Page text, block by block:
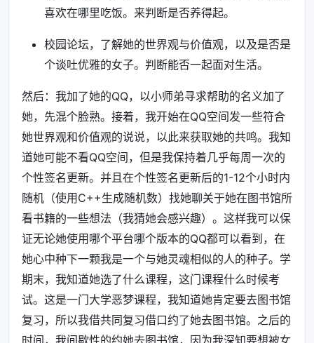
喜欢在哪里吃饭。来判断是否养得起。
校园论坛，了解她的世界观与价值观，以及是否是
个谈吐优雅的女子。判断能否一起面对生活。
然后：我加了她的QQ，以小师弟寻求帮助的名义加了
她，先混个脸熟。接着，我开始在QQ空间发一些符合
她世界观和价值观的说说，以此来获取她的共鸣。我知
道她可能不看QQ空间，但是我保持着几乎每周一次的
个性签名更新。并且在个性签名更新后的1-12个小时内
随机（使用C++生成随机数）找她聊关于她在图书馆所
看书籍的一些想法（我猜她会感兴趣）。这样我可以保
证无论她使用哪个平台哪个版本的QQ都可以看到，在
她心中种下一颗我是一个与她灵魂相似的人的种子。学
期末，我知道她选了什么课程，这门课程什么时候考
试。这是一门大学恶梦课程，我知道她肯定要去图书馆
复习，所以我借共同复习借口约了她去图书馆。之后的
时间，我间歇性的约她去图书馆，因为我深知要想被女